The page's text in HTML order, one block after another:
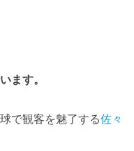
ます。
で観客を魅了する佐々